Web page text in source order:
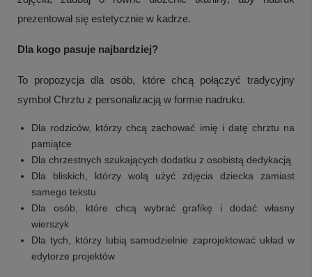
prezentował się estetycznie w kadrze.
Dla kogo pasuje najbardziej?
To propozycja dla osób, które chcą połączyć tradycyjny
symbol Chrztu z personalizacją w formie nadruku.
Dla rodziców, którzy chcą zachować imię i datę chrztu na
pamiątce
Dla chrzestnych szukających dodatku z osobistą dedykacją
Dla bliskich, którzy wolą użyć zdjęcia dziecka zamiast
samego tekstu
Dla osób, które chcą wybrać grafikę i dodać własny
wierszyk
Dla tych, którzy lubią samodzielnie zaprojektować układ w
edytorze projektów